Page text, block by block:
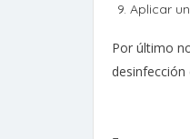
Aplicar
Por último